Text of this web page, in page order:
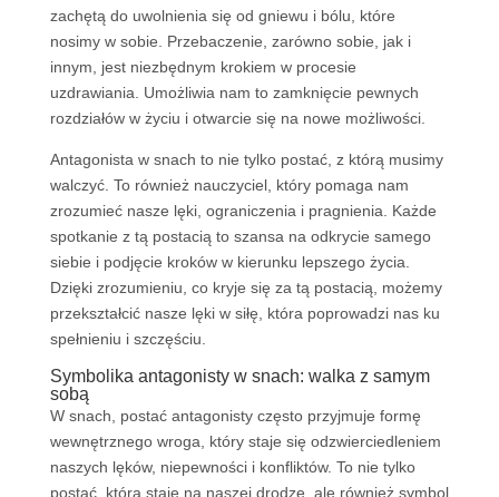
zachętą do uwolnienia się od gniewu i bólu, które
nosimy w sobie. Przebaczenie, zarówno sobie, jak i
innym, jest niezbędnym krokiem w procesie
uzdrawiania. Umożliwia nam to zamknięcie pewnych
rozdziałów w życiu i otwarcie się na nowe możliwości.
Antagonista w snach to nie tylko postać, z którą musimy
walczyć. To również nauczyciel, który pomaga nam
zrozumieć nasze lęki, ograniczenia i pragnienia. Każde
spotkanie z tą postacią to szansa na odkrycie samego
siebie i podjęcie kroków w kierunku lepszego życia.
Dzięki zrozumieniu, co kryje się za tą postacią, możemy
przekształcić nasze lęki w siłę, która poprowadzi nas ku
spełnieniu i szczęściu.
Symbolika antagonisty w snach: walka z samym
sobą
W snach, postać antagonisty często przyjmuje formę
wewnętrznego wroga, który staje się odzwierciedleniem
naszych lęków, niepewności i konfliktów. To nie tylko
postać, która staje na naszej drodze, ale również symbol